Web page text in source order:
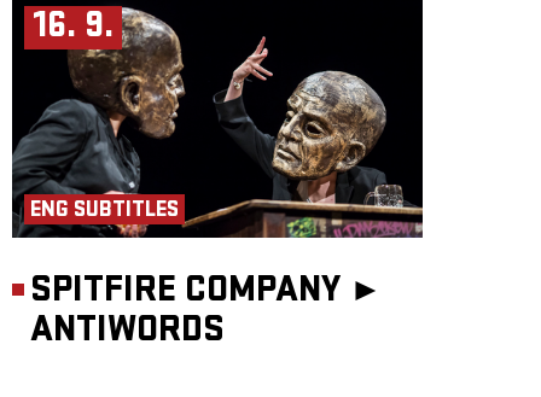
16. 9.
ENG SUBTITLES
SPITFIRE COMPANY ►
ANTIWORDS